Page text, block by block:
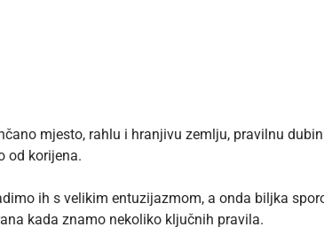
mjesto, rahlu i hranjivu zemlju, pravilnu
od korijena.
ih s velikim entuzijazmom, a onda biljka
kada znamo nekoliko ključnih pravila.